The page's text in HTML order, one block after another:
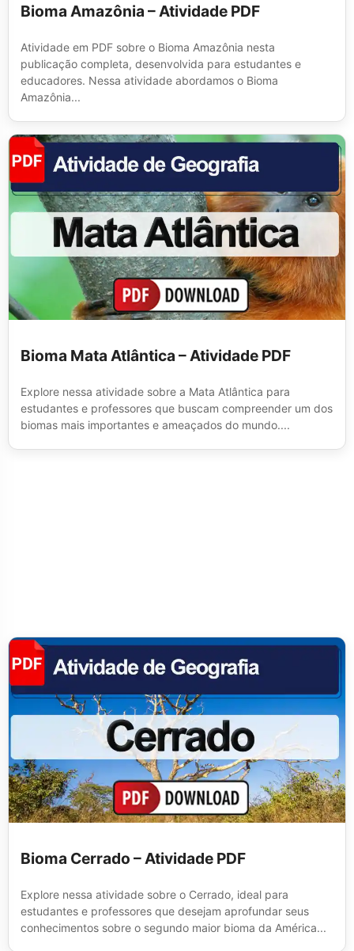
Bioma Amazônia – Atividade PDF
Atividade em PDF sobre o Bioma Amazônia nesta
publicação completa, desenvolvida para estudantes e
educadores. Nessa atividade abordamos o Bioma
Amazônia...
Bioma Mata Atlântica – Atividade PDF
Explore nessa atividade sobre a Mata Atlântica para
estudantes e professores que buscam compreender um dos
biomas mais importantes e ameaçados do mundo....
Bioma Cerrado – Atividade PDF
Explore nessa atividade sobre o Cerrado, ideal para
estudantes e professores que desejam aprofundar seus
conhecimentos sobre o segundo maior bioma da América...